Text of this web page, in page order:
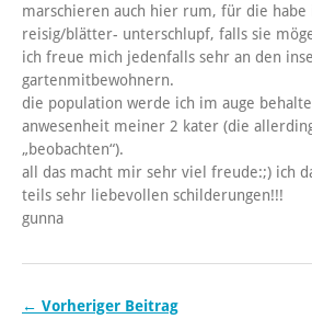
marschieren auch hier rum, für die habe
reisig/blätter- unterschlupf, falls sie
ich freue mich jedenfalls sehr an den
gartenmitbewohnern.
die population werde ich im auge
anwesenheit meiner 2 kater (die
„beobachten“).
all das macht mir sehr viel freude:;) ich
teils sehr liebevollen schilderungen!!!
gunna
← Vorheriger Beitrag